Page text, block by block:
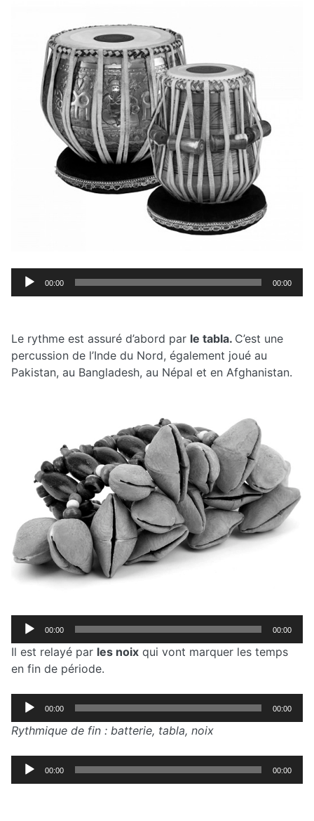
Lecteur00:00 00:00
Le rythme est assuré d’abord par le tabla. C’est une
percussion de l’Inde du Nord, également joué au
Pakistan, au Bangladesh, au Népal et en Afghanistan.
Lecteur00:00 00:00
Il est relayé par les noix qui vont marquer les temps
en fin de période.
Lecteur00:00 00:00
Rythmique de fin : batterie, tabla, noix
Lecteur00:00 00:00